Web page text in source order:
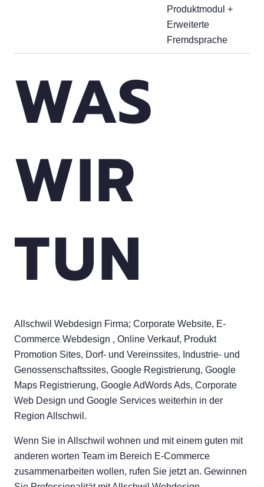
Produktmodul +
Erweiterte
Fremdsprache
WAS
WIR
TUN
Allschwil Webdesign Firma; Corporate Website, E-
Commerce Webdesign , Online Verkauf, Produkt
Promotion Sites, Dorf- und Vereinssites, Industrie- und
Genossenschaftssites, Google Registrierung, Google
Maps Registrierung, Google AdWords Ads, Corporate
Web Design und Google Services weiterhin in der
Region Allschwil.
Wenn Sie in Allschwil wohnen und mit einem guten mit
anderen worten Team im Bereich E-Commerce
zusammenarbeiten wollen, rufen Sie jetzt an. Gewinnen